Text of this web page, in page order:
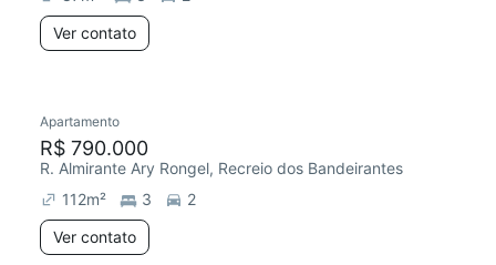
Ver contato
Apartamento
R$ 790.000
R. Almirante Ary Rongel, Recreio dos Bandeirantes
112m² 3
2
Ver contato